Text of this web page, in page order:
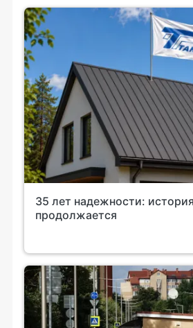
35 лет надежности:
продолжается